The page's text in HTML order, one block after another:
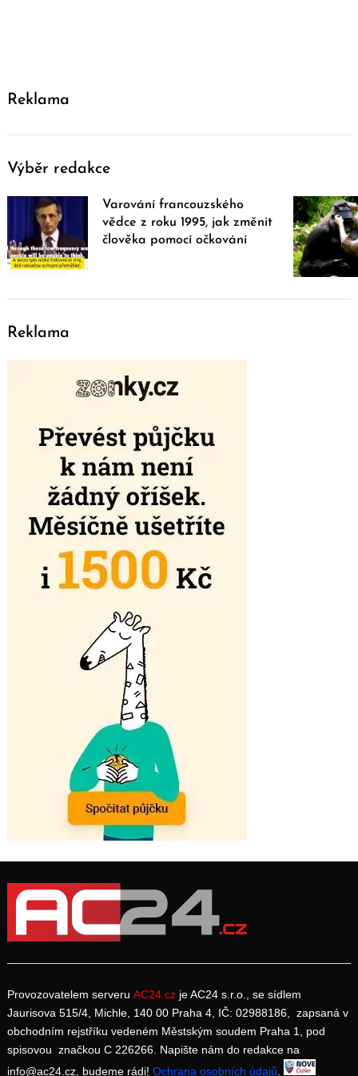
Reklama
Výběr redakce
Varování francouzského
vědce z roku 1995, jak změnit
člověka pomocí očkování
Reklama
Provozovatelem serveru AC24.cz je AC24 s.r.o., se sídlem
Jaurisova 515/4, Michle, 140 00 Praha 4, IČ: 02988186, zapsaná v
obchodním rejstříku vedeném Městským soudem Praha 1, pod
spisovou značkou C 226266. Napište nám do redakce na
info@ac24.cz, budeme rádi! Ochrana osobních údajů.